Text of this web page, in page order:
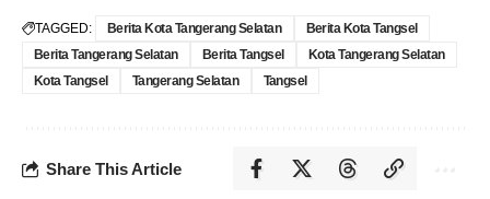
TAGGED: Berita Kota Tangerang Selatan
Berita Kota Tangsel
Berita Tangerang Selatan
Berita Tangsel
Kota Tangerang Selatan
Kota Tangsel
Tangerang Selatan Tangsel
Share This Article